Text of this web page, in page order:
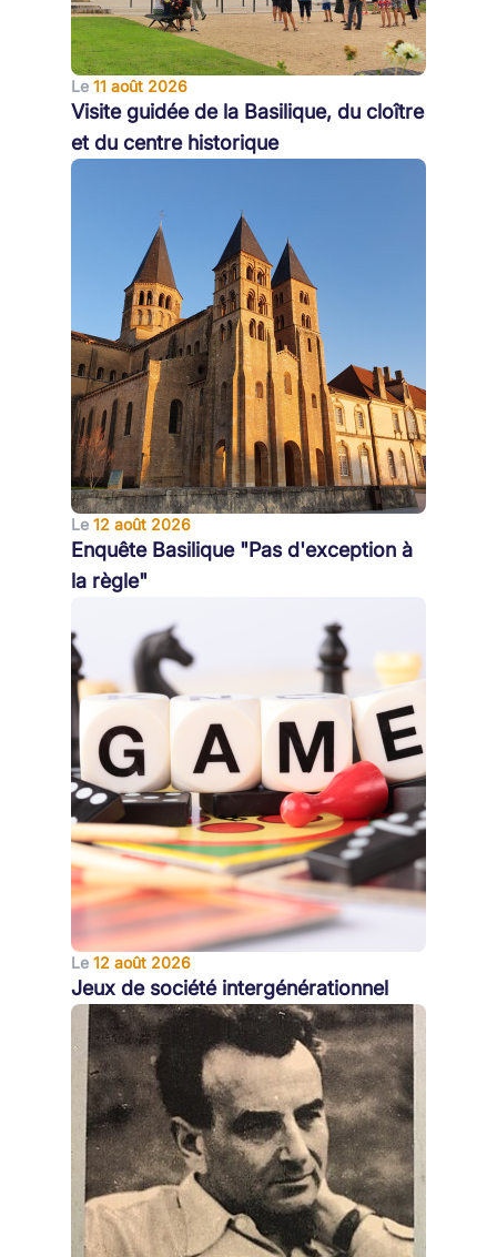
Le 11 août 2026
Visite guidée de la Basilique, du cloître
et du centre historique
Le 12 août 2026
Enquête Basilique "Pas d'exception à
la règle"
Le 12 août 2026
Jeux de société intergénérationnel